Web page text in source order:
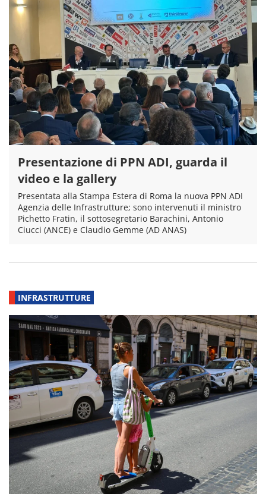
Presentazione di PPN ADI, guarda il
video e la gallery
Presentata alla Stampa Estera di Roma la nuova PPN ADI
Agenzia delle Infrastrutture; sono intervenuti il ministro
Pichetto Fratin, il sottosegretario Barachini, Antonio
Ciucci (ANCE) e Claudio Gemme (AD ANAS)
INFRASTRUTTURE